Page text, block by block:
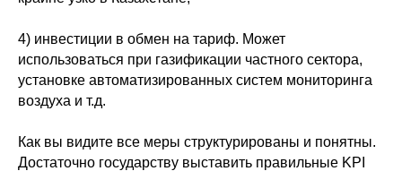
4) инвестиции в обмен на тариф. Может
использоваться при газификации частного сектора,
установке автоматизированных систем мониторинга
воздуха и т.д.
Как вы видите все меры структурированы и понятны.
Достаточно государству выставить правильные KPI